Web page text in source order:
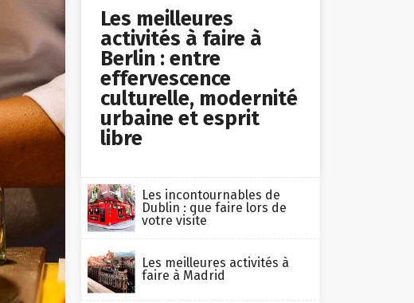
Les meilleures
activités à faire à
Berlin : entre
effervescence
culturelle, modernité
urbaine et esprit
libre
Les incontournables de
Dublin : que faire lors de
votre visite
Les meilleures activités à
faire à Madrid